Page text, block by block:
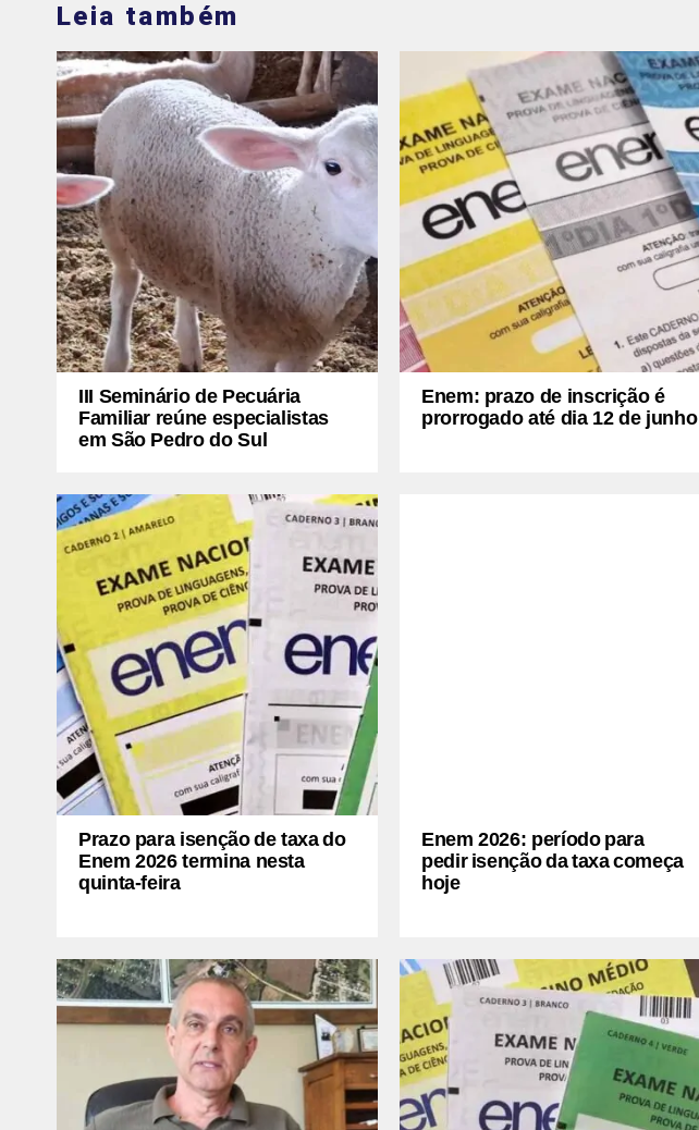
Leia também
III Seminário de Pecuária
Familiar reúne especialistas
em São Pedro do Sul
Enem: prazo de inscrição é
prorrogado até dia 12 de junho
Prazo para isenção de taxa do
Enem 2026 termina nesta
quinta-feira
Enem 2026: período para
pedir isenção da taxa começa
hoje